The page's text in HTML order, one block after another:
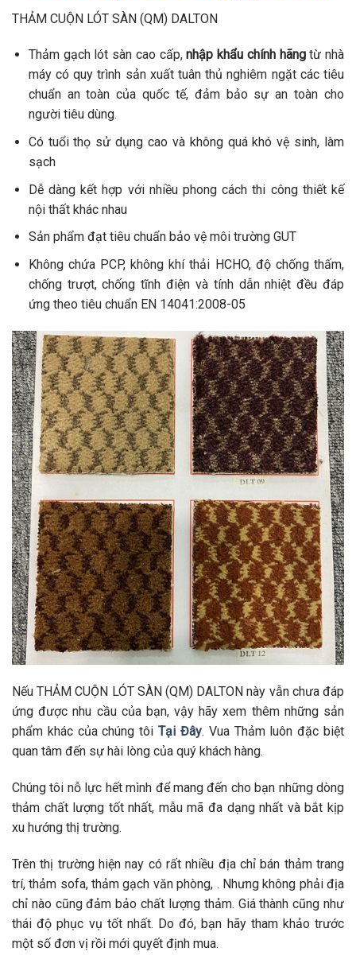
THẢM CUỘN LÓT SÀN (QM) DALTON
Thảm gạch lót sàn cao cấp,nhập khẩu chính hãngtừ nhà
máy có quy trình sản xuất tuân thủ nghiêm ngặt các tiêu
chuẩn an toàn của quốc tế, đảm bảo sự an toàn cho
người tiêu dùng.
Có tuổi thọ sử dụng cao và không quá khó vệ sinh, làm
sạch
Dễ dàng kết hợp với nhiều phong cách thi công thiết kế
nội thất khác nhau
Sản phẩm đạt tiêu chuẩn bảo vệ môi trường GUT
Không chứa PCP, không khí thải HCHO, độ chống thấm,
chống trượt, chống tĩnh điện và tính dẫn nhiệt đều đáp
ứng theo tiêu chuẩn EN 14041:2008-05
Nếu THẢM CUỘN LÓT SÀN (QM) DALTON này vẫn chưa đáp
ứng được nhu cầu của bạn, vậy hãy xem thêm những sản
phẩm khác của chúng tôiTại Đây. Vua Thảm luôn đặc biệt
quan tâm đến sự hài lòng của quý khách hàng.
Chúng tôi nỗ lực hết mình để mang đến cho bạn những dòng
thảm chất lượng tốt nhất, mẫu mã đa dạng nhất và bắt kịp
xu hướng thị trường.
Trên thị trường hiện nay có rất nhiều địa chỉ bán thảm trang
trí, thảm sofa, thảm gạch văn phòng, . Nhưng không phải địa
chỉ nào cũng đảm bảo chất lượng thảm. Giá thành cũng như
thái độ phục vụ tốt nhất. Do đó, bạn hãy tham khảo trước
một số đơn vị rồi mới quyết định mua.